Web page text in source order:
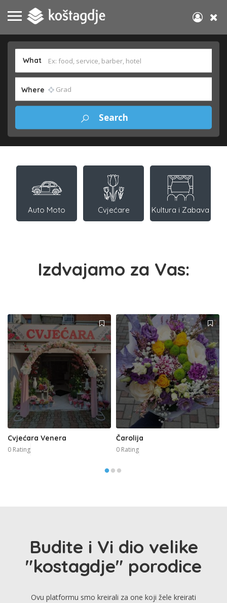
What
Where
Auto Moto Cvjećare Kultura i Zabava
Izdvajamo za Vas:
Cvjećara Venera
0 Rating
Čarolija
0 Rating
Budite i Vi dio velike
"kostagdje" porodice
Ovu platformu smo kreirali za one koji žele kreirati